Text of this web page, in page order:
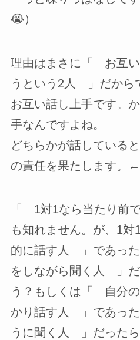
😭）
理由はまさに「 お互い
うという2人 」だから
お互い話し上手です。
手なんですよね。
どちらかが話している
の責任を果たします。
「 1対1なら当たり前
も知れません。が、1
的に話す人 」であっ
をしながら聞く人 」だ
う？もしくは「 自分
かり話す人 」であっ
うに聞く人 」だったら